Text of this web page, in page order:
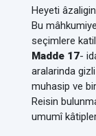
Heyeti
Bu
seçimlere
Madde 17-
aralarinda
muhasip ve
Reisin
umumî